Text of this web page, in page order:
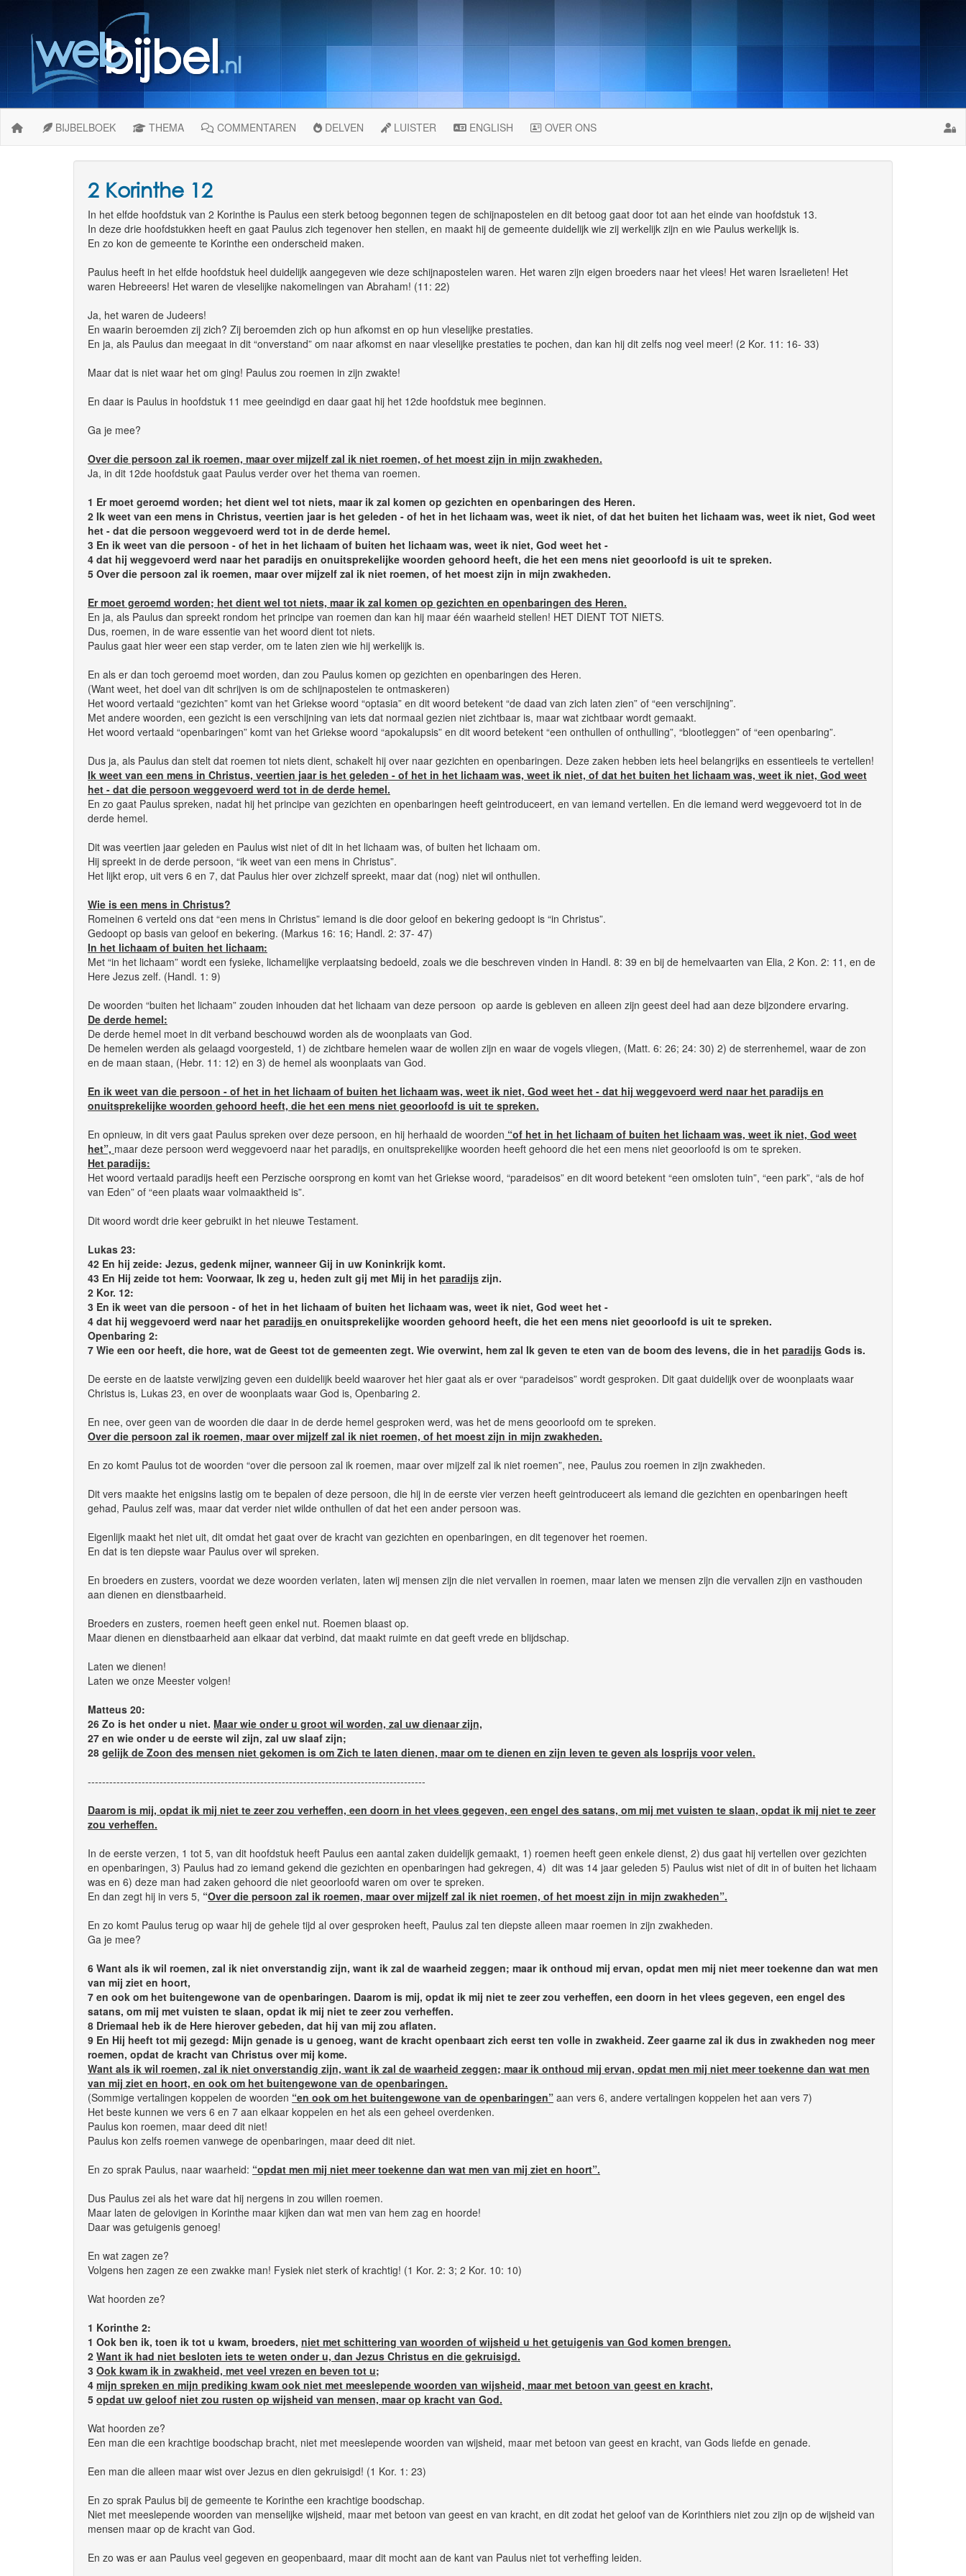
BIJBELBOEK THEMA COMMENTAREN DELVEN LUISTER ENGLISH OVER ONS
2 Korinthe 12
In het elfde hoofdstuk van 2 Korinthe is Paulus een sterk betoog begonnen tegen de schijnapostelen en dit betoog gaat door tot aan het einde van hoofdstuk 13.
In deze drie hoofdstukken heeft en gaat Paulus zich tegenover hen stellen, en maakt hij de gemeente duidelijk wie zij werkelijk zijn en wie Paulus werkelijk is.
En zo kon de gemeente te Korinthe een onderscheid maken.
Paulus heeft in het elfde hoofdstuk heel duidelijk aangegeven wie deze schijnapostelen waren. Het waren zijn eigen broeders naar het vlees! Het waren Israelieten! Het
waren Hebreeers! Het waren de vleselijke nakomelingen van Abraham! (11: 22)
Ja, het waren de Judeers!
En waarin beroemden zij zich? Zij beroemden zich op hun afkomst en op hun vleselijke prestaties.
En ja, als Paulus dan meegaat in dit “onverstand” om naar afkomst en naar vleselijke prestaties te pochen, dan kan hij dit zelfs nog veel meer! (2 Kor. 11: 16- 33)
Maar dat is niet waar het om ging! Paulus zou roemen in zijn zwakte!
En daar is Paulus in hoofdstuk 11 mee geeindigd en daar gaat hij het 12de hoofdstuk mee beginnen.
Ga je mee?
Over die persoon zal ik roemen, maar over mijzelf zal ik niet roemen, of het moest zijn in mijn zwakheden.
Ja, in dit 12de hoofdstuk gaat Paulus verder over het thema van roemen.
1 Er moet geroemd worden; het dient wel tot niets, maar ik zal komen op gezichten en openbaringen des Heren.
2 Ik weet van een mens in Christus, veertien jaar is het geleden - of het in het lichaam was, weet ik niet, of dat het buiten het lichaam was, weet ik niet, God weet
het - dat die persoon weggevoerd werd tot in de derde hemel.
3 En ik weet van die persoon - of het in het lichaam of buiten het lichaam was, weet ik niet, God weet het -
4 dat hij weggevoerd werd naar het paradijs en onuitsprekelijke woorden gehoord heeft, die het een mens niet geoorloofd is uit te spreken.
5 Over die persoon zal ik roemen, maar over mijzelf zal ik niet roemen, of het moest zijn in mijn zwakheden.
Er moet geroemd worden; het dient wel tot niets, maar ik zal komen op gezichten en openbaringen des Heren.
En ja, als Paulus dan spreekt rondom het principe van roemen dan kan hij maar één waarheid stellen! HET DIENT TOT NIETS.
Dus, roemen, in de ware essentie van het woord dient tot niets.
Paulus gaat hier weer een stap verder, om te laten zien wie hij werkelijk is.
En als er dan toch geroemd moet worden, dan zou Paulus komen op gezichten en openbaringen des Heren.
(Want weet, het doel van dit schrijven is om de schijnapostelen te ontmaskeren)
Het woord vertaald “gezichten” komt van het Griekse woord “optasia” en dit woord betekent “de daad van zich laten zien” of “een verschijning”.
Met andere woorden, een gezicht is een verschijning van iets dat normaal gezien niet zichtbaar is, maar wat zichtbaar wordt gemaakt.
Het woord vertaald “openbaringen” komt van het Griekse woord “apokalupsis” en dit woord betekent “een onthullen of onthulling”, “blootleggen” of “een openbaring”.
Dus ja, als Paulus dan stelt dat roemen tot niets dient, schakelt hij over naar gezichten en openbaringen. Deze zaken hebben iets heel belangrijks en essentieels te vertellen!
Ik weet van een mens in Christus, veertien jaar is het geleden - of het in het lichaam was, weet ik niet, of dat het buiten het lichaam was, weet ik niet, God weet
het - dat die persoon weggevoerd werd tot in de derde hemel.
En zo gaat Paulus spreken, nadat hij het principe van gezichten en openbaringen heeft geintroduceert, en van iemand vertellen. En die iemand werd weggevoerd tot in de
derde hemel.
Dit was veertien jaar geleden en Paulus wist niet of dit in het lichaam was, of buiten het lichaam om.
Hij spreekt in de derde persoon, “ik weet van een mens in Christus”.
Het lijkt erop, uit vers 6 en 7, dat Paulus hier over zichzelf spreekt, maar dat (nog) niet wil onthullen.
Wie is een mens in Christus?
Romeinen 6 verteld ons dat “een mens in Christus” iemand is die door geloof en bekering gedoopt is “in Christus”.
Gedoopt op basis van geloof en bekering. (Markus 16: 16; Handl. 2: 37- 47)
In het lichaam of buiten het lichaam:
Met “in het lichaam” wordt een fysieke, lichamelijke verplaatsing bedoeld, zoals we die beschreven vinden in Handl. 8: 39 en bij de hemelvaarten van Elia, 2 Kon. 2: 11, en de
Here Jezus zelf. (Handl. 1: 9)
De woorden “buiten het lichaam” zouden inhouden dat het lichaam van deze persoon op aarde is gebleven en alleen zijn geest deel had aan deze bijzondere ervaring.
De derde hemel:
De derde hemel moet in dit verband beschouwd worden als de woonplaats van God.
De hemelen werden als gelaagd voorgesteld, 1) de zichtbare hemelen waar de wollen zijn en waar de vogels vliegen, (Matt. 6: 26; 24: 30) 2) de sterrenhemel, waar de zon
en de maan staan, (Hebr. 11: 12) en 3) de hemel als woonplaats van God.
En ik weet van die persoon - of het in het lichaam of buiten het lichaam was, weet ik niet, God weet het - dat hij weggevoerd werd naar het paradijs en
onuitsprekelijke woorden gehoord heeft, die het een mens niet geoorloofd is uit te spreken.
En opnieuw, in dit vers gaat Paulus spreken over deze persoon, en hij herhaald de woorden “of het in het lichaam of buiten het lichaam was, weet ik niet, God weet
het”, maar deze persoon werd weggevoerd naar het paradijs, en onuitsprekelijke woorden heeft gehoord die het een mens niet geoorloofd is om te spreken.
Het paradijs:
Het woord vertaald paradijs heeft een Perzische oorsprong en komt van het Griekse woord, “paradeisos” en dit woord betekent “een omsloten tuin”, “een park”, “als de hof
van Eden” of “een plaats waar volmaaktheid is”.
Dit woord wordt drie keer gebruikt in het nieuwe Testament.
Lukas 23:
42 En hij zeide: Jezus, gedenk mijner, wanneer Gij in uw Koninkrijk komt.
43 En Hij zeide tot hem: Voorwaar, Ik zeg u, heden zult gij met Mij in het paradijs zijn.
2 Kor. 12:
3 En ik weet van die persoon - of het in het lichaam of buiten het lichaam was, weet ik niet, God weet het -
4 dat hij weggevoerd werd naar het paradijs en onuitsprekelijke woorden gehoord heeft, die het een mens niet geoorloofd is uit te spreken.
Openbaring 2:
7 Wie een oor heeft, die hore, wat de Geest tot de gemeenten zegt. Wie overwint, hem zal Ik geven te eten van de boom des levens, die in het paradijs Gods is.
De eerste en de laatste verwijzing geven een duidelijk beeld waarover het hier gaat als er over “paradeisos” wordt gesproken. Dit gaat duidelijk over de woonplaats waar
Christus is, Lukas 23, en over de woonplaats waar God is, Openbaring 2.
En nee, over geen van de woorden die daar in de derde hemel gesproken werd, was het de mens geoorloofd om te spreken.
Over die persoon zal ik roemen, maar over mijzelf zal ik niet roemen, of het moest zijn in mijn zwakheden.
En zo komt Paulus tot de woorden “over die persoon zal ik roemen, maar over mijzelf zal ik niet roemen”, nee, Paulus zou roemen in zijn zwakheden.
Dit vers maakte het enigsins lastig om te bepalen of deze persoon, die hij in de eerste vier verzen heeft geintroduceert als iemand die gezichten en openbaringen heeft
gehad, Paulus zelf was, maar dat verder niet wilde onthullen of dat het een ander persoon was.
Eigenlijk maakt het niet uit, dit omdat het gaat over de kracht van gezichten en openbaringen, en dit tegenover het roemen.
En dat is ten diepste waar Paulus over wil spreken.
En broeders en zusters, voordat we deze woorden verlaten, laten wij mensen zijn die niet vervallen in roemen, maar laten we mensen zijn die vervallen zijn en vasthouden
aan dienen en dienstbaarheid.
Broeders en zusters, roemen heeft geen enkel nut. Roemen blaast op.
Maar dienen en dienstbaarheid aan elkaar dat verbind, dat maakt ruimte en dat geeft vrede en blijdschap.
Laten we dienen!
Laten we onze Meester volgen!
Matteus 20:
26 Zo is het onder u niet. Maar wie onder u groot wil worden, zal uw dienaar zijn,
27 en wie onder u de eerste wil zijn, zal uw slaaf zijn;
28 gelijk de Zoon des mensen niet gekomen is om Zich te laten dienen, maar om te dienen en zijn leven te geven als losprijs voor velen.
----------------------------------------------------------------------------------------------
Daarom is mij, opdat ik mij niet te zeer zou verheffen, een doorn in het vlees gegeven, een engel des satans, om mij met vuisten te slaan, opdat ik mij niet te zeer
zou verheffen.
In de eerste verzen, 1 tot 5, van dit hoofdstuk heeft Paulus een aantal zaken duidelijk gemaakt, 1) roemen heeft geen enkele dienst, 2) dus gaat hij vertellen over gezichten
en openbaringen, 3) Paulus had zo iemand gekend die gezichten en openbaringen had gekregen, 4) dit was 14 jaar geleden 5) Paulus wist niet of dit in of buiten het lichaam
was en 6) deze man had zaken gehoord die niet geoorloofd waren om over te spreken.
En dan zegt hij in vers 5, “Over die persoon zal ik roemen, maar over mijzelf zal ik niet roemen, of het moest zijn in mijn zwakheden”.
En zo komt Paulus terug op waar hij de gehele tijd al over gesproken heeft, Paulus zal ten diepste alleen maar roemen in zijn zwakheden.
Ga je mee?
6 Want als ik wil roemen, zal ik niet onverstandig zijn, want ik zal de waarheid zeggen; maar ik onthoud mij ervan, opdat men mij niet meer toekenne dan wat men
van mij ziet en hoort,
7 en ook om het buitengewone van de openbaringen. Daarom is mij, opdat ik mij niet te zeer zou verheffen, een doorn in het vlees gegeven, een engel des
satans, om mij met vuisten te slaan, opdat ik mij niet te zeer zou verheffen.
8 Driemaal heb ik de Here hierover gebeden, dat hij van mij zou aflaten.
9 En Hij heeft tot mij gezegd: Mijn genade is u genoeg, want de kracht openbaart zich eerst ten volle in zwakheid. Zeer gaarne zal ik dus in zwakheden nog meer
roemen, opdat de kracht van Christus over mij kome.
Want als ik wil roemen, zal ik niet onverstandig zijn, want ik zal de waarheid zeggen; maar ik onthoud mij ervan, opdat men mij niet meer toekenne dan wat men
van mij ziet en hoort, en ook om het buitengewone van de openbaringen.
(Sommige vertalingen koppelen de woorden “en ook om het buitengewone van de openbaringen” aan vers 6, andere vertalingen koppelen het aan vers 7)
Het beste kunnen we vers 6 en 7 aan elkaar koppelen en het als een geheel overdenken.
Paulus kon roemen, maar deed dit niet!
Paulus kon zelfs roemen vanwege de openbaringen, maar deed dit niet.
En zo sprak Paulus, naar waarheid: “opdat men mij niet meer toekenne dan wat men van mij ziet en hoort”.
Dus Paulus zei als het ware dat hij nergens in zou willen roemen.
Maar laten de gelovigen in Korinthe maar kijken dan wat men van hem zag en hoorde!
Daar was getuigenis genoeg!
En wat zagen ze?
Volgens hen zagen ze een zwakke man! Fysiek niet sterk of krachtig! (1 Kor. 2: 3; 2 Kor. 10: 10)
Wat hoorden ze?
1 Korinthe 2:
1 Ook ben ik, toen ik tot u kwam, broeders, niet met schittering van woorden of wijsheid u het getuigenis van God komen brengen.
2 Want ik had niet besloten iets te weten onder u, dan Jezus Christus en die gekruisigd.
3 Ook kwam ik in zwakheid, met veel vrezen en beven tot u;
4 mijn spreken en mijn prediking kwam ook niet met meeslepende woorden van wijsheid, maar met betoon van geest en kracht,
5 opdat uw geloof niet zou rusten op wijsheid van mensen, maar op kracht van God.
Wat hoorden ze?
Een man die een krachtige boodschap bracht, niet met meeslepende woorden van wijsheid, maar met betoon van geest en kracht, van Gods liefde en genade.
Een man die alleen maar wist over Jezus en dien gekruisigd! (1 Kor. 1: 23)
En zo sprak Paulus bij de gemeente te Korinthe een krachtige boodschap.
Niet met meeslepende woorden van menselijke wijsheid, maar met betoon van geest en van kracht, en dit zodat het geloof van de Korinthiers niet zou zijn op de wijsheid van
mensen maar op de kracht van God.
En zo was er aan Paulus veel gegeven en geopenbaard, maar dit mocht aan de kant van Paulus niet tot verheffing leiden.